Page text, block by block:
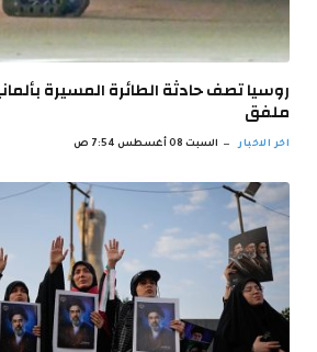
روسيا تصف حادثة الطائرة المسيرة
ملفق
اخر الاخبار السبت 08 أغسطس 7:54 ص